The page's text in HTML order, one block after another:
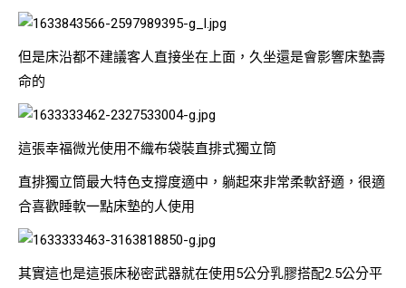
但是床沿都不建議客人直接坐在上面，久坐還是會影響床墊壽
命的
這張幸福微光使用不織布袋裝直排式獨立筒
直排獨立筒最大特色支撐度適中，躺起來非常柔軟舒適，很適
合喜歡睡軟一點床墊的人使用
其實這也是這張床秘密武器就在使用5公分乳膠搭配2.5公分平